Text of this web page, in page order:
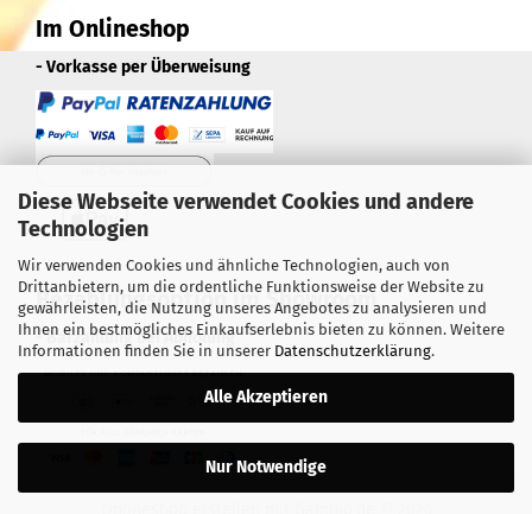
Diese Webseite verwendet Cookies und andere
Technologien
Wir verwenden Cookies und ähnliche Technologien, auch von
Drittanbietern, um die ordentliche Funktionsweise der Website zu
gewährleisten, die Nutzung unseres Angebotes zu analysieren und
Ihnen ein bestmögliches Einkaufserlebnis bieten zu können. Weitere
Informationen finden Sie in unserer Datenschutzerklärung.
Alle Akzeptieren
Nur Notwendige
Im Onlineshop
- Vorkasse per Überweisung
Bezahlungsoption im Showroom
- Barzahlung bei Abholung